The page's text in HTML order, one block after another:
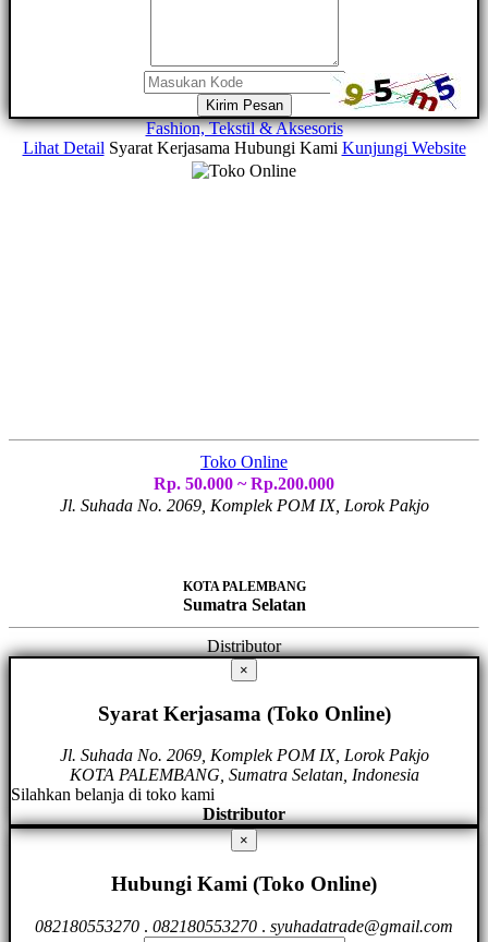
Kirim Pesan
Fashion, Tekstil & Aksesoris
Lihat Detail Syarat Kerjasama Hubungi Kami Kunjungi Website
Toko Online
Rp. 50.000 ~ Rp.200.000
Jl. Suhada No. 2069, Komplek POM IX, Lorok Pakjo
KOTA PALEMBANG
Sumatra Selatan
Distributor
×
Syarat Kerjasama (Toko Online)
Jl. Suhada No. 2069, Komplek POM IX, Lorok Pakjo
KOTA PALEMBANG, Sumatra Selatan, Indonesia
Silahkan belanja di toko kami
Distributor
×
Hubungi Kami (Toko Online)
082180553270 . 082180553270 . syuhadatrade@gmail.com